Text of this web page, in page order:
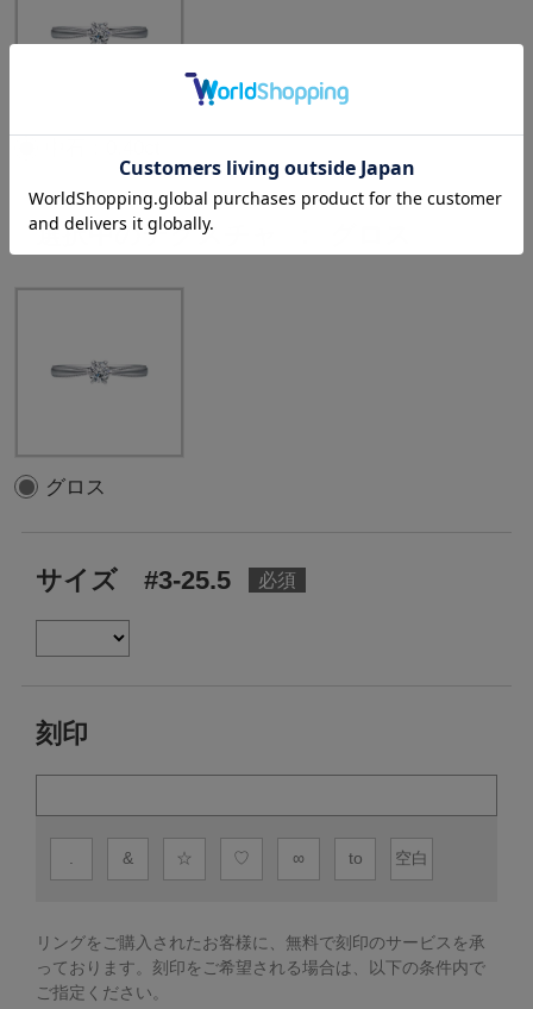
選択中のテクスチャ
グロス
サイズ #3-25.5
刻印
. & ☆ ♡ ∞ to 空白
リングをご購入されたお客様に、無料で刻印のサービスを承
っております。 刻印をご希望される場合は、以下の条件内で
ご指定ください。